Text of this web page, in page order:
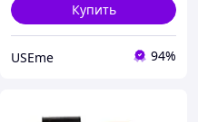
Купить
USEme 94%